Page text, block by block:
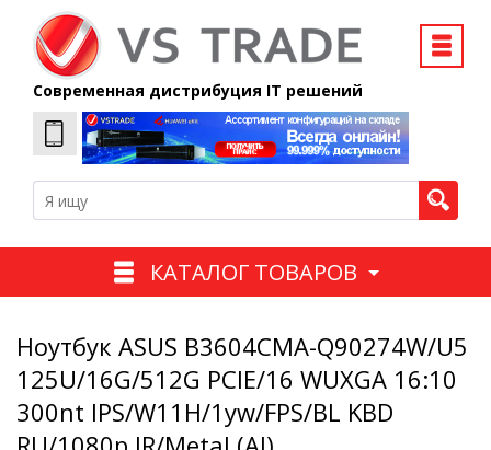
Современная дистрибуция IT решений
КАТАЛОГ ТОВАРОВ
Ноутбук ASUS B3604CMA-Q90274W/U5
125U/16G/512G PCIE/16 WUXGA 16:10
300nt IPS/W11H/1yw/FPS/BL KBD